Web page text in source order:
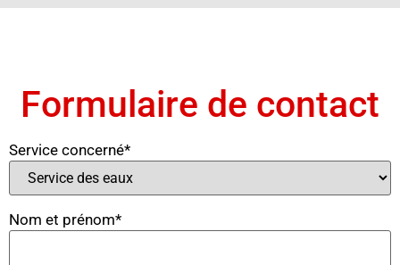
Formulaire de contact
Service concerné*
Nom et prénom*